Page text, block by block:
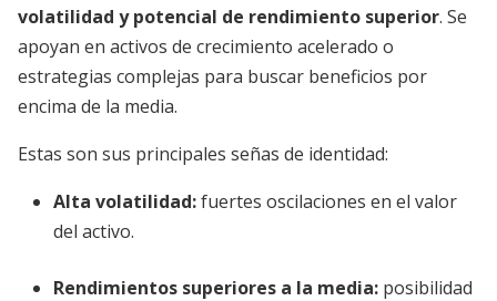
volatilidad y potencial de rendimiento superior. Se
apoyan en activos de crecimiento acelerado o
estrategias complejas para buscar beneficios por
encima de la media.
Estas son sus principales señas de identidad:
Alta volatilidad:fuertes oscilaciones en el valor
del activo.
Rendimientos superiores a la media: posibilidad